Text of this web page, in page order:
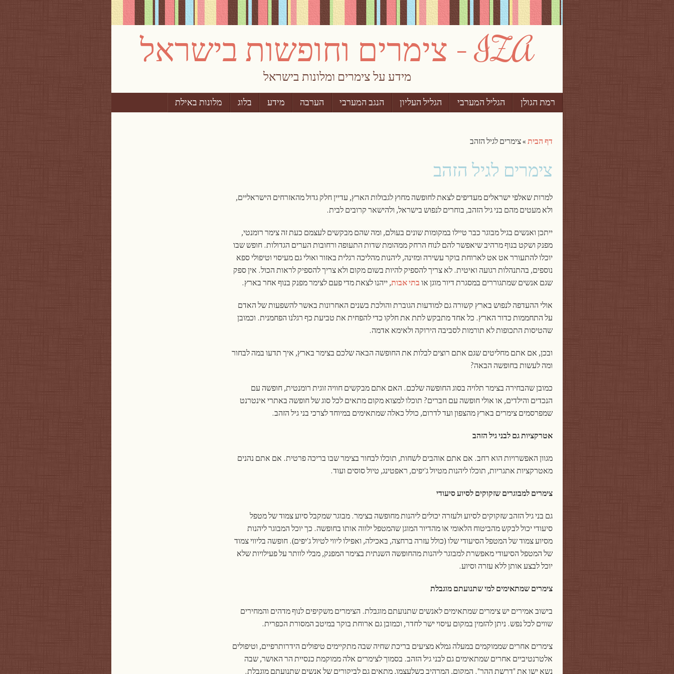
IZA – צימרים וחופשות בישראל
מידע על צימרים ומלונות בישראל
תפריט
Skip to content
רמת הגולן הגליל המערבי הגליל העליון הנגב המערבי הערבה מידע בלוג מלונות באילת
דף הבית»צימרים לגיל הזהב
צימרים לגיל הזהב
למרות שאלפי ישראלים מעדיפים לצאת לחופשה מחוץ לגבולות הארץ, עדיין חלק גדול מהאזרחים הישראליים,
ולא מעטים מהם בני גיל הזהב, בוחרים לנפוש בישראל, ולהישאר קרובים לבית.
ייתכן ואנשים בגיל מבוגר כבר טיילו במקומות שונים בעולם, ומה שהם מבקשים לעצמם כעת זה צימר רומנטי,
מפנק ושקט בנוף מרהיב שיאפשר להם לנוח הרחק ממהומת שדות התעופה ורחובות הערים הגדולות. חופש שבו
יוכלו להתעורר אט אט לארוחת בוקר עשירה ומזינה, ליהנות מהליכה רגלית באזור ואולי גם מעיסוי וטיפולי ספא
נוספים, בהתנהלות רגועה ואיטית. לא צריך להספיק להיות בשום מקום ולא צריך להספיק לראות הכול. אין ספק
שגם אנשים שמתגוררים במסגרת דיור מוגן אובתי אבות, ייהנו לצאת מדי פעם לצימר מפנק בנוף אחר בארץ.
אולי ההעדפה לנפוש בארץ קשורה גם למודעות הגוברת והולכת בשנים האחרונות באשר להשפעות של האדם
על התחממות כדור הארץ. כל אחד מתבקש לתת את חלקו כדי להפחית את טביעת כף רגלנו הפחמנית. וכמובן
שהטיסות התכופות לא תורמות לסביבה הירוקה ולאימא אדמה.
ובכן, אם אתם מחליטים שגם אתם רוצים לבלות את החופשה הבאה שלכם בצימר בארץ, איך תדעו במה לבחור
ומה לעשות בחופשה הבאה?
כמובן שהבחירה בצימר תלויה בסוג החופשה שלכם. האם אתם מבקשים חוויה זוגית רומנטית, חופשה עם
הנכדים והילדים, או אולי חופשה עם חברים? תוכלו למצוא מקום מתאים לכל סוג של חופשה באתרי אינטרנט
שמפרסמים צימרים בארץ מהצפון ועד לדרום, כולל כאלה שמתאימים במיוחד לצרכי בני גיל הזהב.
אטרקציות גם לבני גיל הזהב
מגוון האפשרויות הוא רחב. אם אתם אוהבים לשחות, תוכלו לבחור בצימר שבו בריכה פרטית. אם אתם נהנים
מאטרקציות אתגריות, תוכלו ליהנות מטיול ג'יפים, ראפטינג, טיול סוסים ועוד.
צימרים למבוגרים שזקוקים לסיוע סיעודי
גם בני גיל הזהב שזקוקים לסיוע ולעזרה יכולים ליהנות מחופשה בצימר. מבוגר שמקבל סיוע צמוד של מטפל
סיעודי יכול לבקש מהביטוח הלאומי או מהדיור המוגן שהמטפל ילווה אותו בחופשה. כך יוכל המבוגר ליהנות
מסיוע צמוד של המטפל הסיעודי שלו (כולל עזרה ברחצה, באכילה, ואפילו ליווי לטיול ג'יפים). חופשה בליווי צמוד
של המטפל הסיעודי מאפשרת למבוגר ליהנות מהחופשה השנתית בצימר המפנק, מבלי לוותר על פעילויות שלא
יוכל לבצע אותן ללא עזרה וסיוע.
צימרים שמתאימים למי שתנועתם מוגבלת
בישוב אמירים יש צימרים שמתאימים לאנשים שתנועתם מוגבלת. הצימרים משקיפים לנוף מדהים והמחירים
שווים לכל נפש. ניתן להזמין במקום עיסוי ישר לחדר, וכמובן גם ארוחת בוקר במיטב המסורת הכפרית.
צימרים אחרים שממוקמים במעלה גמלא מציעים בריכת שחיה שבה מתקיימים טיפולים הידרותרפיים, וטיפולים
אלטרנטיביים אחרים שמתאימים גם לבני גיל הזהב. בסמוך לצימרים אלה ממוקמת כנסיית הר האושר, שבה
נשא ישו את "דרשת ההר". המקום, המרהיב כשלעצמו, מתאים גם לביקורים של אנשים שתנועתם מוגבלת.